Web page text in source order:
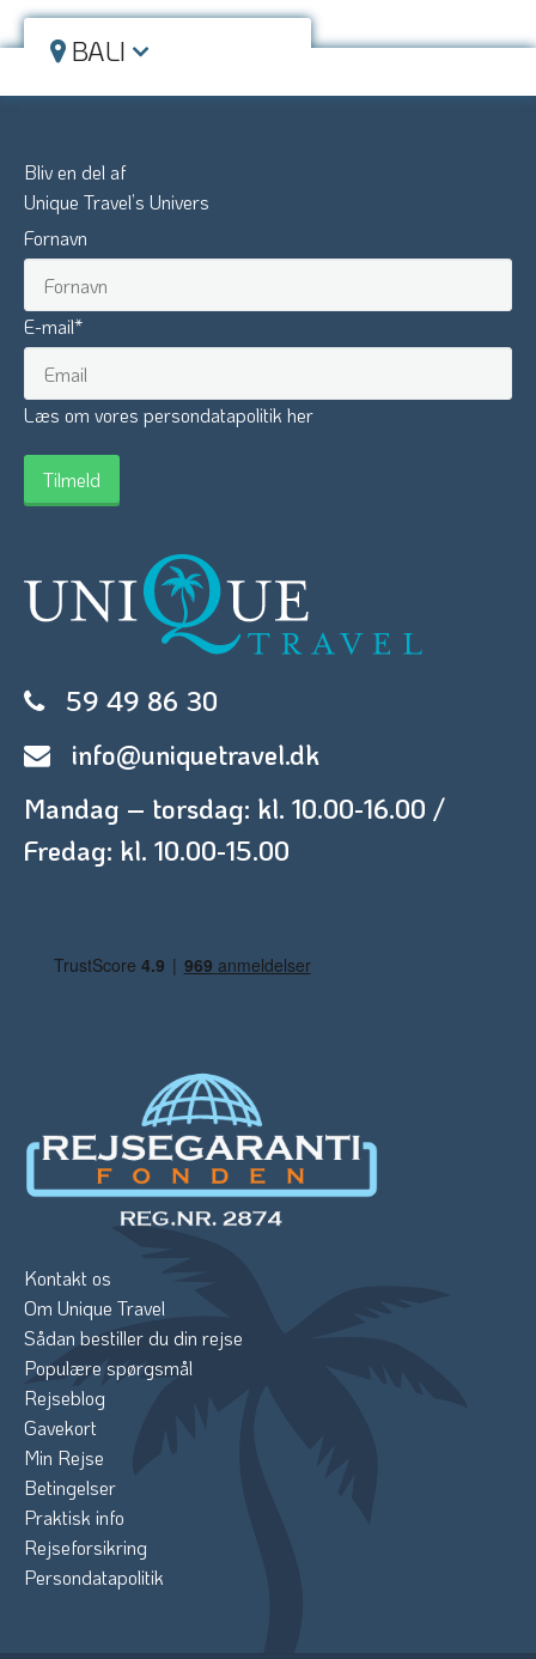
BALI
Bliv en del af
Unique Travel’s Univers
Fornavn
E-mail*
Læs om vores persondatapolitik her
59 49 86 30
info@uniquetravel.dk
Mandag – torsdag: kl. 10.00-16.00 /
Fredag: kl. 10.00-15.00
Kontakt os
Om Unique Travel
Sådan bestiller du din rejse
Populære spørgsmål
Rejseblog
Gavekort
Min Rejse
Betingelser
Praktisk info
Rejseforsikring
Persondatapolitik